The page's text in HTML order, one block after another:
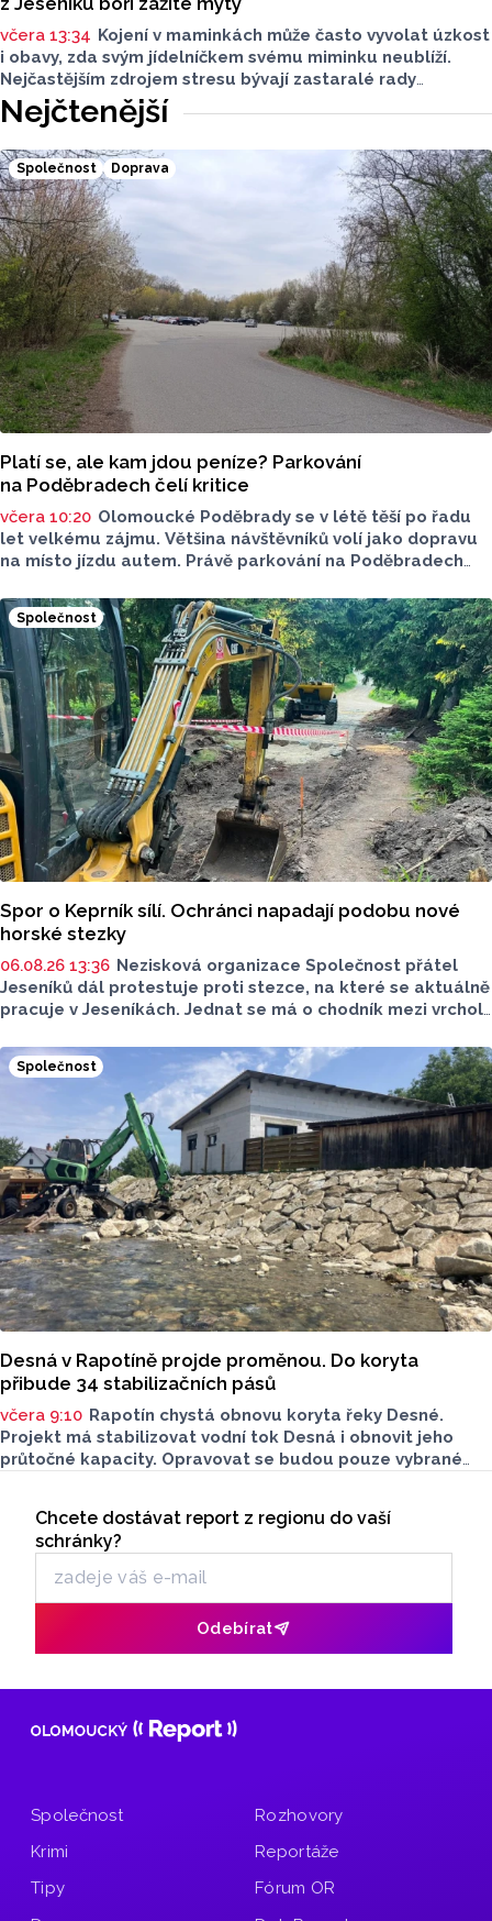
včera 13:34 Kojení v maminkách může často vyvolat úzkost
i obavy, zda svým jídelníčkem svému miminku neublíží.
Nejčastějším zdrojem stresu bývají zastaralé rady
o nutnosti radikálního omezování jídelníčku, vyhýbání
se nadýmavým potravinám nebo preventivnímu vyřazování
z Jeseníku.
Nejčtenější
Společnost Doprava
Platí se, ale kam jdou peníze? Parkování
na Poděbradech čelí kritice
včera 10:20 Olomoucké Poděbrady se v létě těší po řadu
let velkému zájmu. Většina návštěvníků volí jako dopravu
na místo jízdu autem. Právě parkování na Poděbradech
Na konci června vznikla na Facebooku stránka s názvem
Poděbrady bez závor a nelegálního parkovného, která
upozorňuje na nevyhovujcí situaci s parkováním
u oblíbeného olomouckého letoviska. Za iniciativou stojí
zastupitel města Olomouce, na jeho přání nebudeme
uvádět jeho identitu.
Společnost
Spor o Keprník sílí. Ochránci napadají podobu nové
horské stezky
06.08.26 13:36 Nezisková organizace Společnost přátel
Jeseníků dál protestuje proti stezce, na které se aktuálně
pracuje v Jeseníkách. Jednat se má o chodník mezi vrcholy
chodníku se podle odborníků příroda jen poškodí, chodník
mezi vrcholy podle nich není nutný.
Společnost
Desná v Rapotíně projde proměnou. Do koryta
přibude 34 stabilizačních pásů
včera 9:10 Rapotín chystá obnovu koryta řeky Desné.
Projekt má stabilizovat vodní tok Desná i obnovit jeho
průtočné kapacity. Opravovat se budou pouze vybrané
Odběr newsletteru
Chcete dostávat report z regionu do vaší
schránky?
Odebírat
Společnost
Krimi
Tipy
Rozhovory
Reportáže
Fórum OR